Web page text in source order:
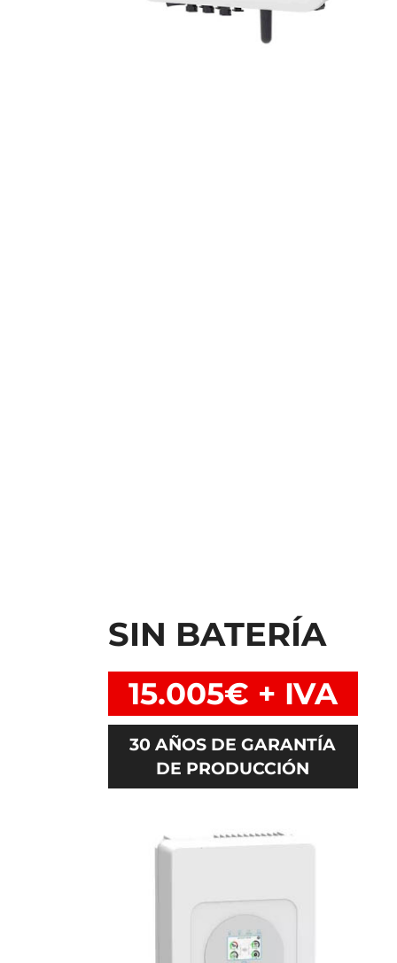
SIN BATERÍA
15.005€ + IVA
30 AÑOS DE GARANTÍA
DE PRODUCCIÓN